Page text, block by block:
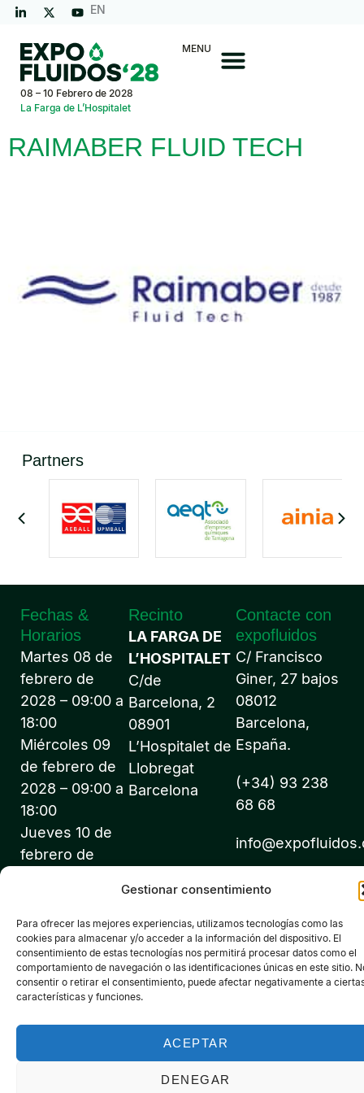
Gestionar consentimiento
Para ofrecer las mejores experiencias, utilizamos tecnologías como las
cookies para almacenar y/o acceder a la información del dispositivo. El
consentimiento de estas tecnologías nos permitirá procesar datos como el
comportamiento de navegación o las identificaciones únicas en este sitio.
consentir o retirar el consentimiento, puede afectar negativamente a
características y funciones.
ACEPTAR
DENEGAR
EN
08 – 10 Febrero de 2028
La Farga de L’Hospitalet
MENU
RAIMABER FLUID TECH
Partners
Fechas &
Horarios
Martes 08 de
febrero de
2028 – 09:00 a
18:00
Miércoles 09
de febrero de
2028 – 09:00 a
18:00
Jueves 10 de
febrero de
Recinto
LA FARGA DE
L’HOSPITALET
C/de
Barcelona, 2
08901
L’Hospitalet de
Llobregat
Barcelona
Contacte con
expofluidos
C/ Francisco
Giner, 27 bajos
08012
Barcelona,
España.
(+34) 93 238
68 68
©2026 Expofluidos® - Todos los derechos reservados -
folio 22, tomo 22.184 hoja nºB-32669
Política de Privacidad de DatosPolítica de CookiesAviso legal